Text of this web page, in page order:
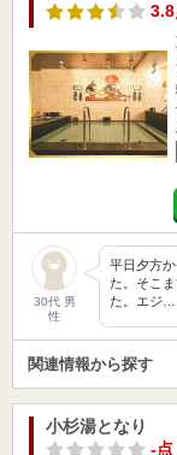
3.8
30代 男
性
平日夕方
た。そこ
た。エジ…
関連情報から探す
小杉湯となり
-点